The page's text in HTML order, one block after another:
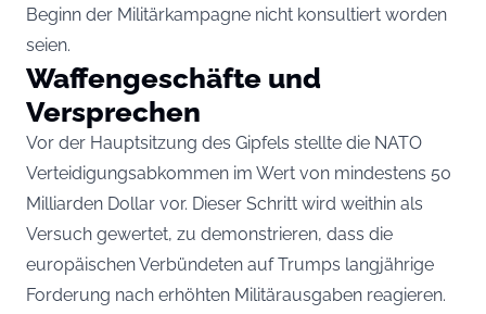
Beginn der Militärkampagne nicht konsultiert worden
seien.
Waffengeschäfte und
Versprechen
Vor der Hauptsitzung des Gipfels stellte die NATO
Verteidigungsabkommen im Wert von mindestens 50
Milliarden Dollar vor. Dieser Schritt wird weithin als
Versuch gewertet, zu demonstrieren, dass die
europäischen Verbündeten auf Trumps langjährige
Forderung nach erhöhten Militärausgaben reagieren.